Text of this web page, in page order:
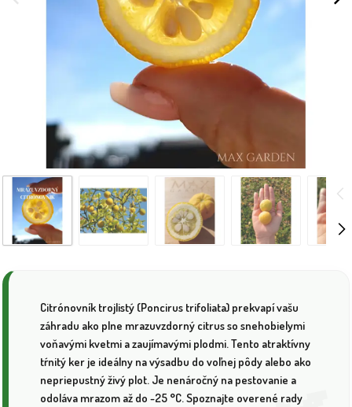
Citrónovník trojlistý (Poncirus trifoliata) prekvapí vašu
záhradu ako plne mrazuvzdorný citrus so snehobielymi
voňavými kvetmi a zaujímavými plodmi. Tento atraktívny
tŕnitý ker je ideálny na výsadbu do voľnej pôdy alebo ako
nepriepustný živý plot. Je nenáročný na pestovanie a
odoláva mrazom až do -25 °C. Spoznajte overené rady